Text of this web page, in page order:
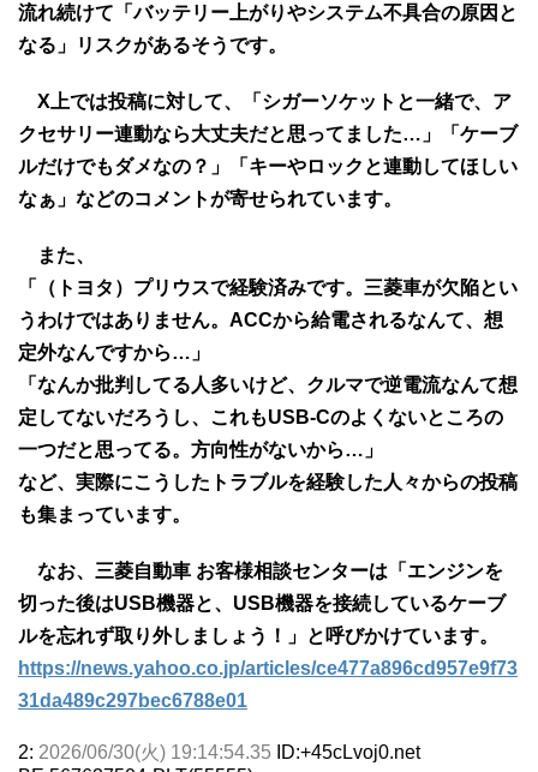
流れ続けて「バッテリー上がりやシステム不具合の原因と
なる」リスクがあるそうです。
X上では投稿に対して、「シガーソケットと一緒で、ア
クセサリー連動なら大丈夫だと思ってました…」「ケーブ
ルだけでもダメなの？」「キーやロックと連動してほしい
なぁ」などのコメントが寄せられています。
また、
「（トヨタ）プリウスで経験済みです。三菱車が欠陥とい
うわけではありません。ACCから給電されるなんて、想
定外なんですから…」
「なんか批判してる人多いけど、クルマで逆電流なんて想
定してないだろうし、これもUSB-Cのよくないところの
一つだと思ってる。方向性がないから…」
など、実際にこうしたトラブルを経験した人々からの投稿
も集まっています。
なお、三菱自動車 お客様相談センターは「エンジンを
切った後はUSB機器と、USB機器を接続しているケーブ
ルを忘れず取り外しましょう！」と呼びかけています。
https://news.yahoo.co.jp/articles/ce477a896cd957e9f73
31da489c297bec6788e01
2: 2026/06/30(火) 19:14:54.35
ID:+45cLvoj0.net